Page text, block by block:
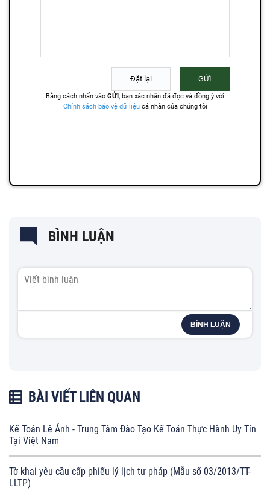
BÌNH LUẬN
BÌNH LUẬN
BÀI VIẾT LIÊN QUAN
Kế Toán Lê Ánh - Trung Tâm Đào Tạo Kế Toán Thực Hành Uy Tín
Tại Việt Nam
Tờ khai yêu cầu cấp phiếu lý lịch tư pháp (Mẫu số 03/2013/TT-
LLTP)